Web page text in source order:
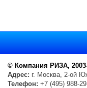
© Компания РИЗА,
Адрес: г. Москва, 2-ой
Телефон: +7 (495) 988-